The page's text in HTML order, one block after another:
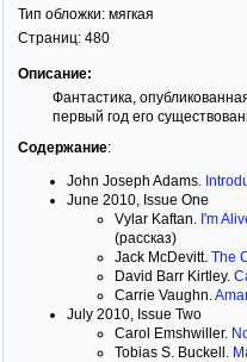
Тип обложки: мягкая
Страниц: 480
Описание:
Фантастика,
первый год его
Содержание:
John Joseph Adams.
June 2010, Issue One
Vylar Kaftan. I'm
(рассказ)
Jack McDevitt. The
David Barr Kirtley.
Carrie Vaughn.
July 2010, Issue Two
Carol Emshwiller.
Tobias S. Buckell.